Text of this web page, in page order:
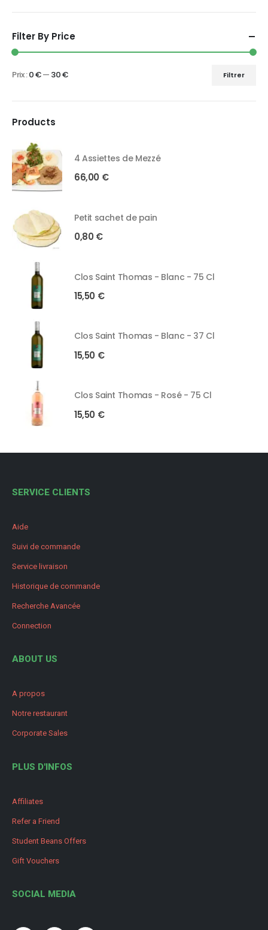
Filter By Price
Filtrer
Prix :0 €— 30 €
Products
4 Assiettes de Mezzé
66,00 €
Petit sachet de pain
0,80 €
Clos Saint Thomas - Blanc - 75 Cl
15,50 €
Clos Saint Thomas - Blanc - 37 Cl
15,50 €
Clos Saint Thomas - Rosé - 75 Cl
15,50 €
SERVICE CLIENTS
Aide
Suivi de commande
Service livraison
Historique de commande
Recherche Avancée
Connection
ABOUT US
A propos
Notre restaurant
Corporate Sales
PLUS D'INFOS
Affiliates
Refer a Friend
Student Beans Offers
Gift Vouchers
SOCIAL MEDIA